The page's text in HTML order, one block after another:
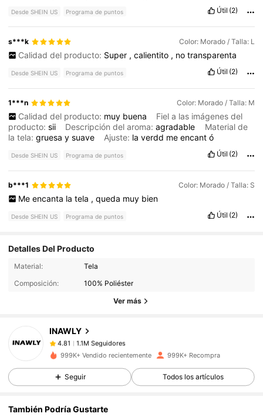
Desde SHEIN US Programa de puntos Útil (2)
s***k Color: Morado / Talla: L
Calidad del producto: Super , calientito , no transparenta
Desde SHEIN US Programa de puntos Útil (2)
1***n Color: Morado / Talla: M
Calidad del producto: muy buena
Fiel a las imágenes del
producto:sii Descripción del aroma:agradable
Material de
la tela:gruesaysuave Ajuste: laverdd meencantó
Desde SHEIN US Programa de puntos Útil (2)
b***1 Color: Morado / Talla: S
Me encanta la tela , queda muy bien
Desde SHEIN US Programa de puntos Útil (2)
Detalles Del Producto
Material:
Tela
Composición:
100% Poliéster
Ver más
INAWLY
1.1M Seguidores
1.1M Seguidores
4.81 1.1M Seguidores
4.81 1.1M Seguidores
999K+ Vendido recientemente 999K+ Recompra
Seguir Todos los artículos
También Podría Gustarte